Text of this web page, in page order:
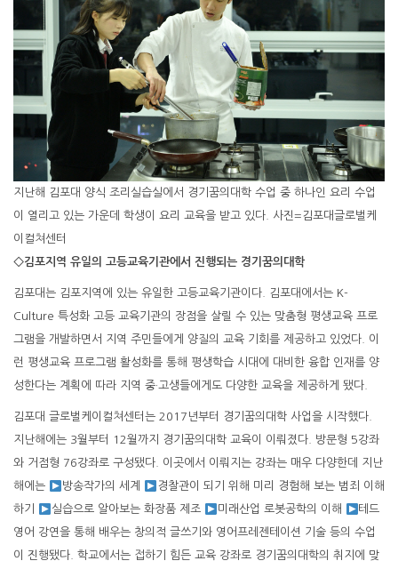
지난해 김포대 양식 조리실습실에서 경기꿈의대학 수업 중 하나인 요리 수업
이 열리고 있는 가운데 학생이 요리 교육을 받고 있다. 사진=김포대글로벌케
이컬쳐센터
◇김포지역 유일의 고등교육기관에서 진행되는 경기꿈의대학
김포대는 김포지역에 있는 유일한 고등교육기관이다. 김포대에서는 K-
Culture 특성화 고등 교육기관의 장점을 살릴 수 있는 맞춤형 평생교육 프로
그램을 개발하면서 지역 주민들에게 양질의 교육 기회를 제공하고 있었다. 이
런 평생교육 프로그램 활성화를 통해 평생학습 시대에 대비한 융합 인재를 양
성한다는 계획에 따라 지역 중·고생들에게도 다양한 교육을 제공하게 됐다.
김포대 글로벌케이컬쳐센터는 2017년부터 경기꿈의대학 사업을 시작했다.
지난해에는 3월부터 12월까지 경기꿈의대학 교육이 이뤄졌다. 방문형 5강좌
와 거점형 76강좌로 구성됐다. 이곳에서 이뤄지는 강좌는 매우 다양한데 지난
해에는
방송작가의 세계
경찰관이 되기 위해 미리 경험해 보는 범죄 이해
하기
실습으로 알아보는 화장품 제조 미래산업 로봇공학의 이해
테드
영어 강연을 통해 배우는 창의적 글쓰기와 영어프레젠테이션 기술 등의 수업
이 진행됐다. 학교에서는 접하기 힘든 교육 강좌로 경기꿈의대학의 취지에 맞